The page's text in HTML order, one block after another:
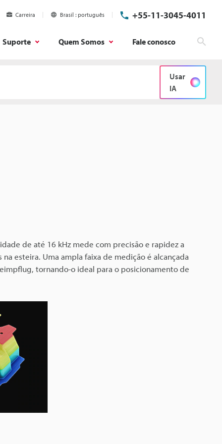
Carreira Brasil português +55-11-3045-4011
Suporte Quem Somos Fale conosco
Usar
IA
de até 16 kHz mede com precisão e rapidez a
na esteira. Uma ampla faixa de medição é alcançada
tornando-o ideal para o posicionamento de